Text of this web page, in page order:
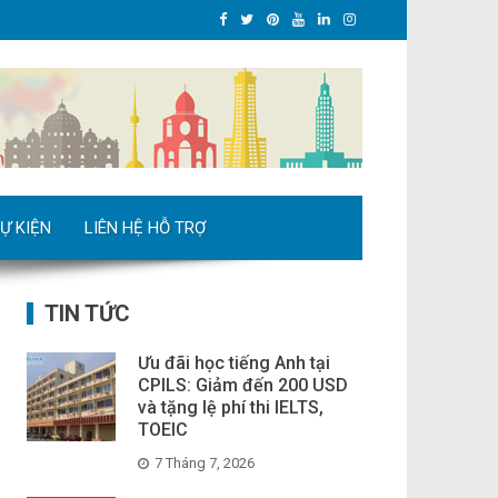
KIỆN LIÊN HỆ HỖ TRỢ
TIN TỨC
Ưu đãi học tiếng Anh tại
CPILS: Giảm đến 200 USD
và tặng lệ phí thi IELTS,
TOEIC
7 Tháng 7, 2026